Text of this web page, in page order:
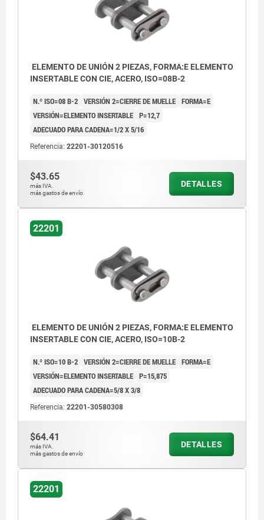
ELEMENTO DE UNIÓN 2 PIEZAS, FORMA:E ELEMENTO
INSERTABLE CON CIE, ACERO, ISO=08B-2
N.º ISO=08 B-2 VERSIÓN 2=CIERRE DE MUELLE FORMA=E
VERSIÓN=ELEMENTO INSERTABLE P=12,7
ADECUADO PARA CADENA=1/2 X 5/16
Referencia: 22201-30120516
$43.65
más IVA.
más gastos de envío
DETALLES
22201
ELEMENTO DE UNIÓN 2 PIEZAS, FORMA:E ELEMENTO
INSERTABLE CON CIE, ACERO, ISO=10B-2
N.º ISO=10 B-2 VERSIÓN 2=CIERRE DE MUELLE FORMA=E
VERSIÓN=ELEMENTO INSERTABLE P=15,875
ADECUADO PARA CADENA=5/8 X 3/8
Referencia: 22201-30580308
$64.41
más IVA.
más gastos de envío
DETALLES
22201